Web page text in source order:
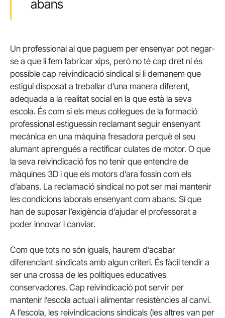
abans
Un professional al que paguem per ensenyar pot negar-
se a que li fem fabricar xips, però no té cap dret ni és
possible cap reivindicació sindical si li demanem que
estigui disposat a treballar d’una manera diferent,
adequada a la realitat social en la que està la seva
escola. És com si els meus col·legues de la formació
professional estiguessin reclamant seguir ensenyant
mecànica en una màquina fresadora perquè el seu
alumant aprengués a rectificar culates de motor. O que
la seva reivindicació fos no tenir que entendre de
màquines 3D i que els motors d’ara fossin com els
d’abans. La reclamació sindical no pot ser mai mantenir
les condicions laborals ensenyant com abans. Sí que
han de suposar l’exigència d’ajudar el professorat a
poder innovar i canviar.
Com que tots no són iguals, haurem d’acabar
diferenciant sindicats amb algun criteri. És fàcil tendir a
ser una crossa de les polítiques educatives
conservadores. Cap reivindicació pot servir per
mantenir l’escola actual i alimentar resistències al canvi.
A l’escola, les reivindicacions sindicals (les altres van per